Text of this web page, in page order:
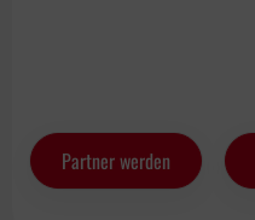
Partner werden